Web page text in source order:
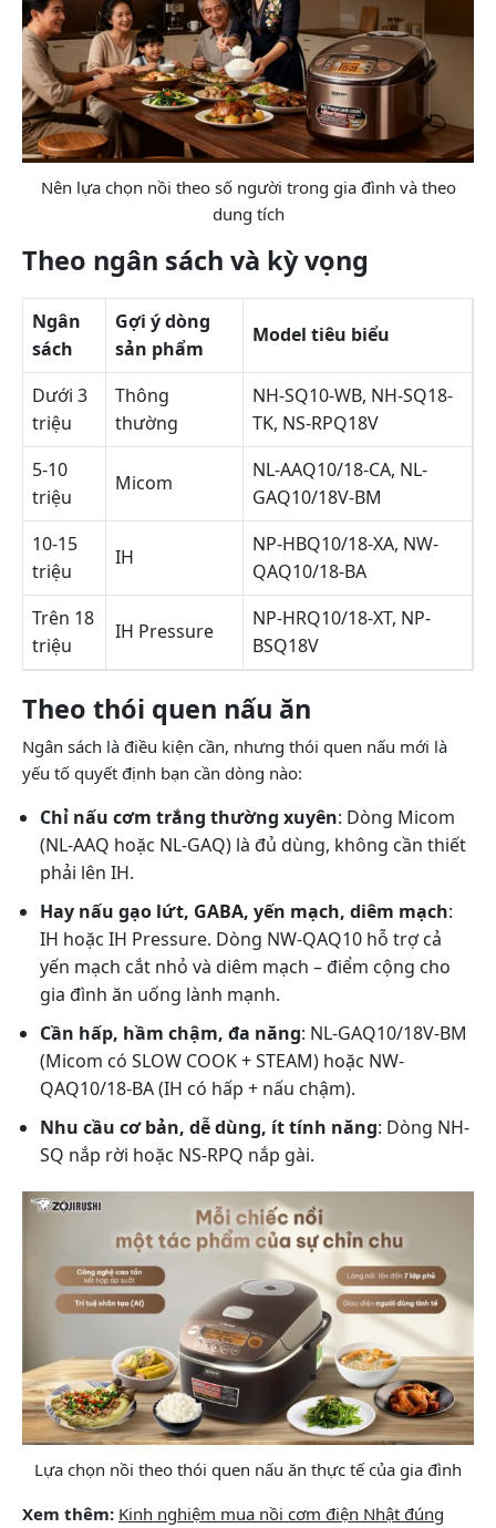
Nên lựa chọn nồi theo số người trong gia đình và theo
dung tích
Theo ngân sách và kỳ vọng
Ngân
sách
Gợi ý dòng
sản phẩm
Model tiêu biểu
Dưới 3
triệu
Thông
thường
NH-SQ10-WB, NH-SQ18-
TK, NS-RPQ18V
5-10
triệu
Micom
NL-AAQ10/18-CA, NL-
GAQ10/18V-BM
10-15
triệu
IH
NP-HBQ10/18-XA, NW-
QAQ10/18-BA
Trên 18
triệu
IH Pressure
NP-HRQ10/18-XT, NP-
BSQ18V
Theo thói quen nấu ăn
Ngân sách là điều kiện cần, nhưng thói quen nấu mới là
yếu tố quyết định bạn cần dòng nào:
Chỉ nấu cơm trắng thường xuyên: Dòng Micom
(NL-AAQ hoặc NL-GAQ) là đủ dùng, không cần thiết
phải lên IH.
Hay nấu gạo lứt, GABA, yến mạch, diêm mạch:
IH hoặc IH Pressure. Dòng NW-QAQ10 hỗ trợ cả
yến mạch cắt nhỏ và diêm mạch – điểm cộng cho
gia đình ăn uống lành mạnh.
Cần hấp, hầm chậm, đa năng: NL-GAQ10/18V-BM
(Micom có SLOW COOK + STEAM) hoặc NW-
QAQ10/18-BA (IH có hấp + nấu chậm).
Nhu cầu cơ bản, dễ dùng, ít tính năng: Dòng NH-
SQ nắp rời hoặc NS-RPQ nắp gài.
Lựa chọn nồi theo thói quen nấu ăn thực tế của gia đình
Xem thêm: Kinh nghiệm mua nồi cơm điện Nhật đúng